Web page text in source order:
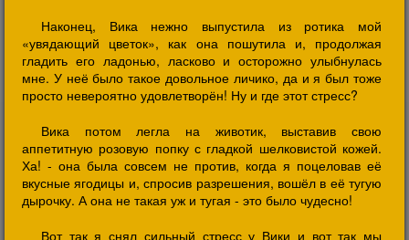
Наконец, Вика нежно выпустила из ротика мой
«увядающий цветок», как она пошутила и, продолжая
гладить его ладонью, ласково и осторожно улыбнулась
мне. У неё было такое довольное личико, да и я был тоже
просто невероятно удовлетворён! Ну и где этот стресс?
Вика потом легла на животик, выставив свою
аппетитную розовую попку с гладкой шелковистой кожей.
Ха! - она была совсем не против, когда я поцеловав её
вкусные ягодицы и, спросив разрешения, вошёл в её тугую
дырочку. А она не такая уж и тугая - это было чудесно!
Вот так я снял сильный стресс у Вики и вот так мы